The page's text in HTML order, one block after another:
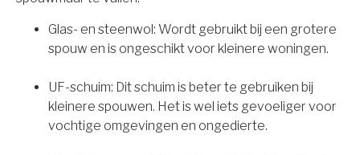
Glas- en steenwol: Wordt gebruikt bij een grotere
spouw en is ongeschikt voor kleinere woningen.
UF-schuim: Dit schuim is beter te gebruiken bij
kleinere spouwen. Het is wel iets gevoeliger voor
vochtige omgevingen en ongedierte.